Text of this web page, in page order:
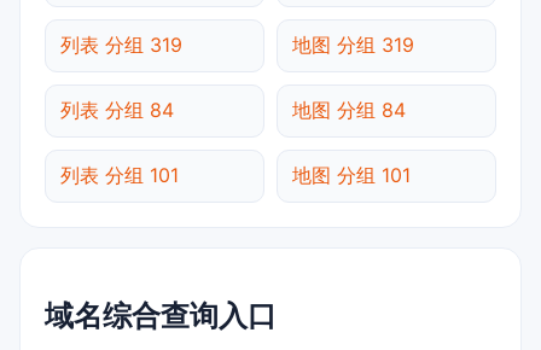
列表 分组 319 地图 分组 319
列表 分组 84 地图 分组 84
列表 分组 101 地图 分组 101
域名综合查询入口